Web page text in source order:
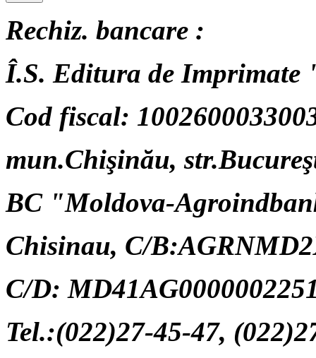
Rechiz. bancare :
Î.S. Editura de Imprimate
Cod fiscal:
mun.Chişinău,
BC "Moldova-
Chisinau, C/
C/D:
Tel.:(022)27-45-47,